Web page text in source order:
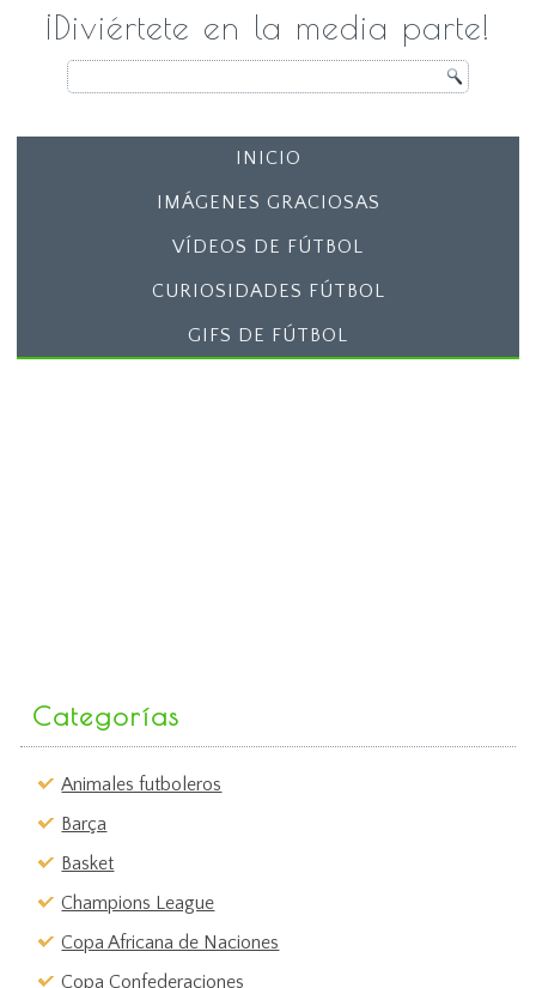
¡Diviértete en la media parte!
INICIO
IMÁGENES GRACIOSAS
VÍDEOS DE FÚTBOL
CURIOSIDADES FÚTBOL
GIFS DE FÚTBOL
Categorías
Animales futboleros
Barça
Basket
Champions League
Copa Africana de Naciones
Copa Confederaciones